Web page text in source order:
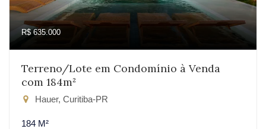
R$ 635.000
Terreno/Lote em Condomínio à Venda
com 184m²
Hauer, Curitiba-PR
184 M²